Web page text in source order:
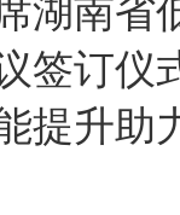
湖南省
签订仪
提升助